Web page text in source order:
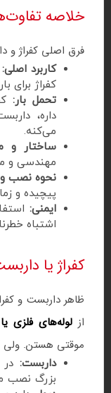
خلاصه
فرق اصلی کفراژ و
کاربرد اصلی:
کفراژ برای
تحمل بار:
داره،
می‌کنه.
ساختار و
مهندسی و
نحوه نصب
پیچیده و
ایمنی:
اشتباه
کفراژ یا
ظاهر داربست و
ازلوله‌های فلزی
موقتی هستن. ولی
داربست:
بزرگ نصب